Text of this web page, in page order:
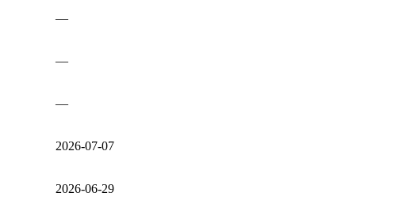
—
—
—
2026‑07‑07
2026‑06‑29